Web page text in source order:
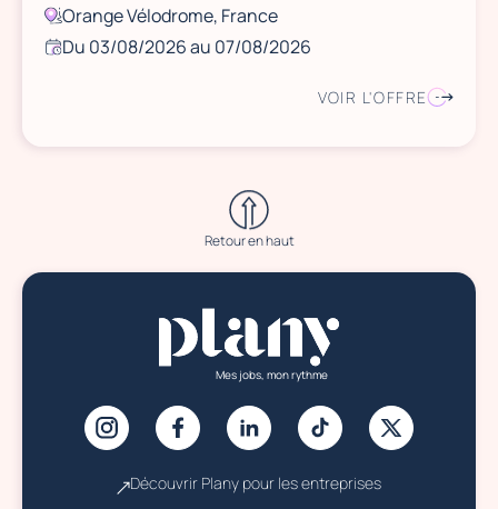
Orange Vélodrome, France
Du 03/08/2026 au 07/08/2026
VOIR L'OFFRE
Retour en haut
Mes jobs, mon rythme
Découvrir Plany pour les entreprises